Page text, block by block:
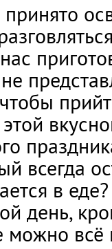
всегда
в
день,
всё